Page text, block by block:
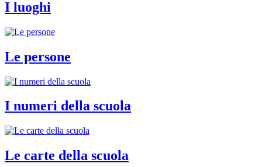
I luoghi
Le persone
I numeri della scuola
Le carte della scuola